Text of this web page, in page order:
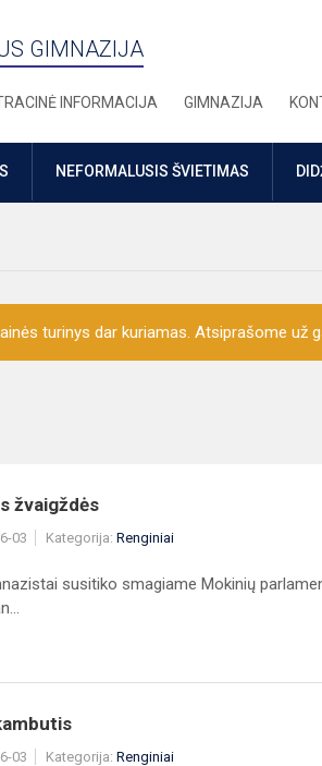
GIMNAZIJA
INFORMACIJA GIMNAZIJA
NEFORMALUSIS ŠVIETIMAS
turinys dar kuriamas. Atsiprašome už
žvaigždės
03 Kategorija: Renginiai
susitiko smagiame Mokinių
03 Kategorija: Renginiai